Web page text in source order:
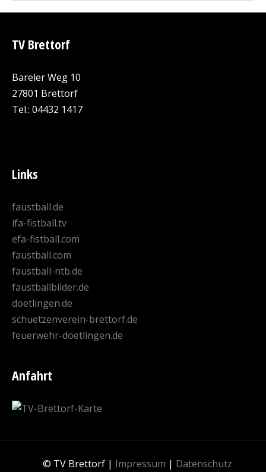
TV Brettorf
Bareler Weg 10
27801 Brettorf
Tel.: 04432 1417
Links
faustball.de
ifa-fistball.tv
efa-fistball.com
faustball.com
faustball-ntb.de
faustballbilder.de
doetlingen.de
schuetzenverein-brettorf.de
feuerwehr-doetlingen.de
Anfahrt
© TV Brettorf | Impressum | Datenschutz